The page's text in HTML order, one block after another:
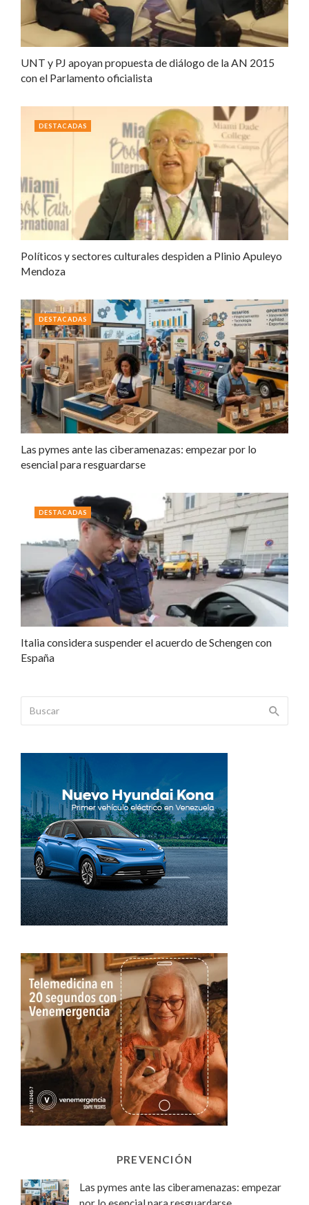
UNT y PJ apoyan propuesta de diálogo de la AN 2015
con el Parlamento oficialista
Políticos y sectores culturales despiden a Plinio Apuleyo
Mendoza
DESTACADAS
Las pymes ante las ciberamenazas: empezar por lo
esencial para resguardarse
DESTACADAS
Italia considera suspender el acuerdo de Schengen con
España
DESTACADAS
PREVENCIÓN
Las pymes ante las ciberamenazas: empezar